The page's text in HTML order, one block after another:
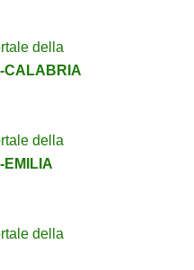
della
CALABRIA
della
EMILIA
della